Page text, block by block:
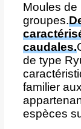
Moules de
groupes.
caudales.
de type
familier
espèces